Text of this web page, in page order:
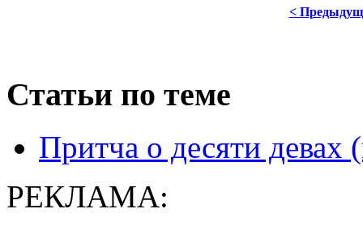
<
Статьи по теме
Притча о десяти девах
РЕКЛАМА: